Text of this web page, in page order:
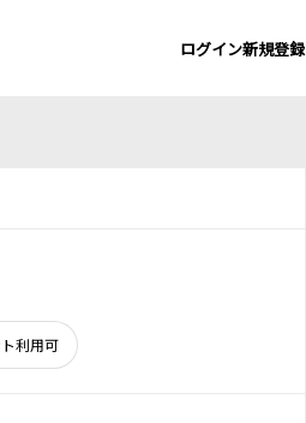
ログイン新規登録
利用可